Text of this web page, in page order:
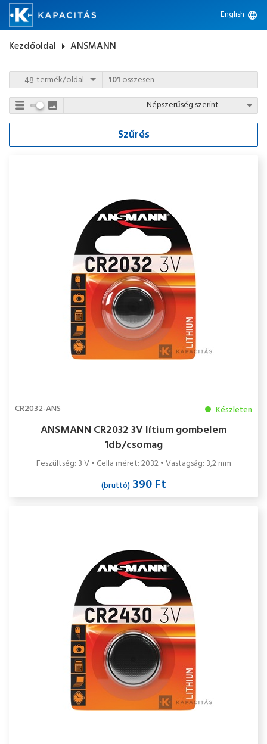
English language
Kezdőoldal arrow_right ANSMANN
termék/oldal 101 összesen
Szűrés
CR2032-ANS Készleten
ANSMANN CR2032 3V lítium gombelem
1db/csomag
Feszültség: 3 V • Cella méret: 2032 • Vastagság: 3,2 mm
(bruttó)390 Ft